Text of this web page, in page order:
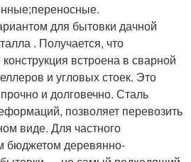
для бытовки дачной
. Получается, что
встроена в сварной
и угловых стоек. Это
и долговечно. Сталь
позволяет перевозить
виде. Для частного
бюджетом деревянно-